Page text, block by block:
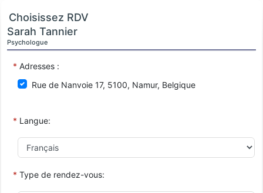
Choisissez RDV
Sarah Tannier
Psychologue
* Adresses :
Rue de Nanvoie 17, 5100, Namur, Belgique
* Langue:
* Type de rendez-vous: